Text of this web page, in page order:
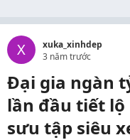
X
xuka_xinhdep
3 năm trước
Đại gia ngàn
lần đầu tiết
sưu tập siêu